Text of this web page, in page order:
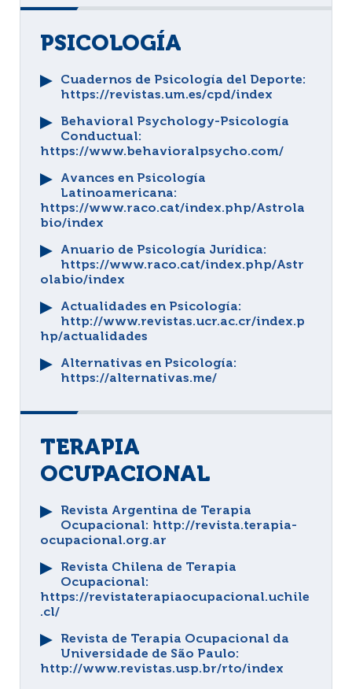
PSICOLOGÍA
Cuadernos de Psicología del Deporte:
https://revistas.um.es/cpd/index
Behavioral Psychology-Psicología
Conductual:
https://www.behavioralpsycho.com/
Avances en Psicología
Latinoamericana:
https://www.raco.cat/index.php/Astrola
bio/index
Anuario de Psicología Jurídica:
https://www.raco.cat/index.php/Astr
olabio/index
Actualidades en Psicología:
http://www.revistas.ucr.ac.cr/index.p
hp/actualidades
Alternativas en Psicología:
https://alternativas.me/
TERAPIA
OCUPACIONAL
Revista Argentina de Terapia
Ocupacional: http://revista.terapia-
ocupacional.org.ar
Revista Chilena de Terapia
Ocupacional:
https://revistaterapiaocupacional.uchile
.cl/
Revista de Terapia Ocupacional da
Universidade de São Paulo:
http://www.revistas.usp.br/rto/index